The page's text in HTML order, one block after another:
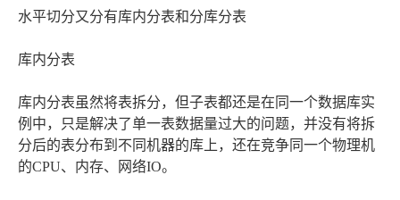
水平切分又分有库内分表和分库分表
库内分表
库内分表虽然将表拆分，但子表都还是在同一个数据库实
例中，只是解决了单一表数据量过大的问题，并没有将拆
分后的表分布到不同机器的库上，还在竞争同一个物理机
的CPU、内存、网络IO。